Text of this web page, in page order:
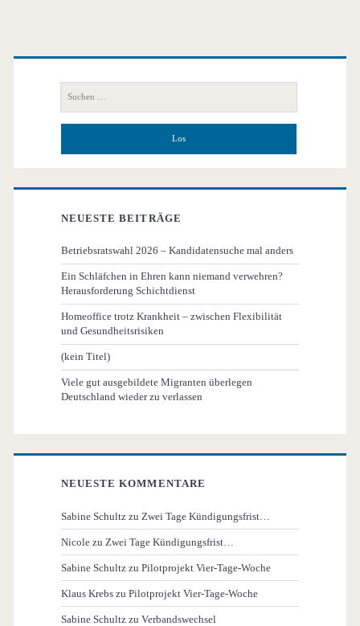
Primäre
Seitenleiste
nach:
NEUESTE BEITRÄGE
Betriebsratswahl 2026 – Kandidatensuche mal anders
Ein Schläfchen in Ehren kann niemand verwehren?
Herausforderung Schichtdienst
Homeoffice trotz Krankheit – zwischen Flexibilität
und Gesundheitsrisiken
(kein Titel)
Viele gut ausgebildete Migranten überlegen
Deutschland wieder zu verlassen
NEUESTE KOMMENTARE
Sabine Schultz zu Zwei Tage Kündigungsfrist…
Nicole zu Zwei Tage Kündigungsfrist…
Sabine Schultz zuPilotprojekt Vier-Tage-Woche
Klaus Krebs zuPilotprojekt Vier-Tage-Woche
Sabine Schultz zuVerbandswechsel